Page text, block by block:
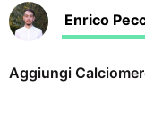
Enrico
Aggiungi